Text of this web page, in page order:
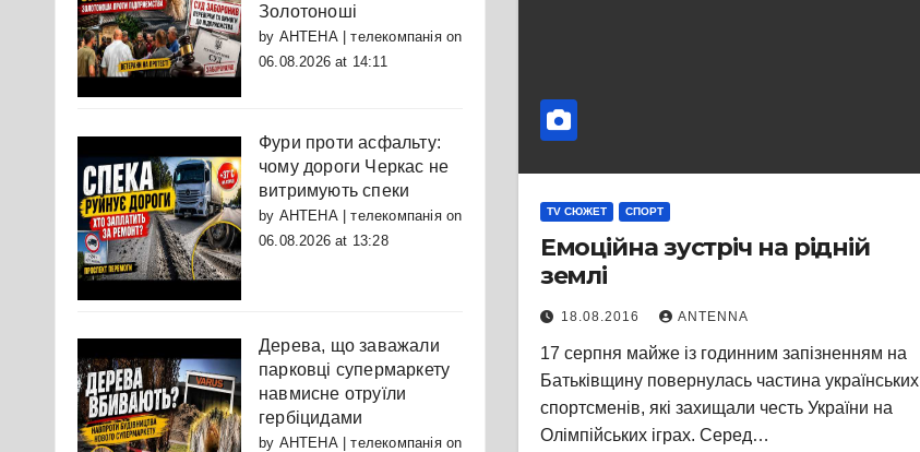
Золотоноші
by АНТЕНА | телекомпаніяon
06.08.2026 at 14:11
Фури проти асфальту:
чому дороги Черкас не
витримують спеки
by АНТЕНА | телекомпаніяon
06.08.2026 at 13:28
Дерева, що заважали
парковці супермаркету
навмисне отруїли
гербіцидами
by АНТЕНА | телекомпаніяon
TV СЮЖЕТ СПОРТ
Емоційна зустріч на рідній
землі
18.08.2016 ANTENNA
17 серпня майже із годинним запізненням на
Батьківщину повернулась частина українських
спортсменів, які захищали честь України на
Олімпійських іграх. Серед…